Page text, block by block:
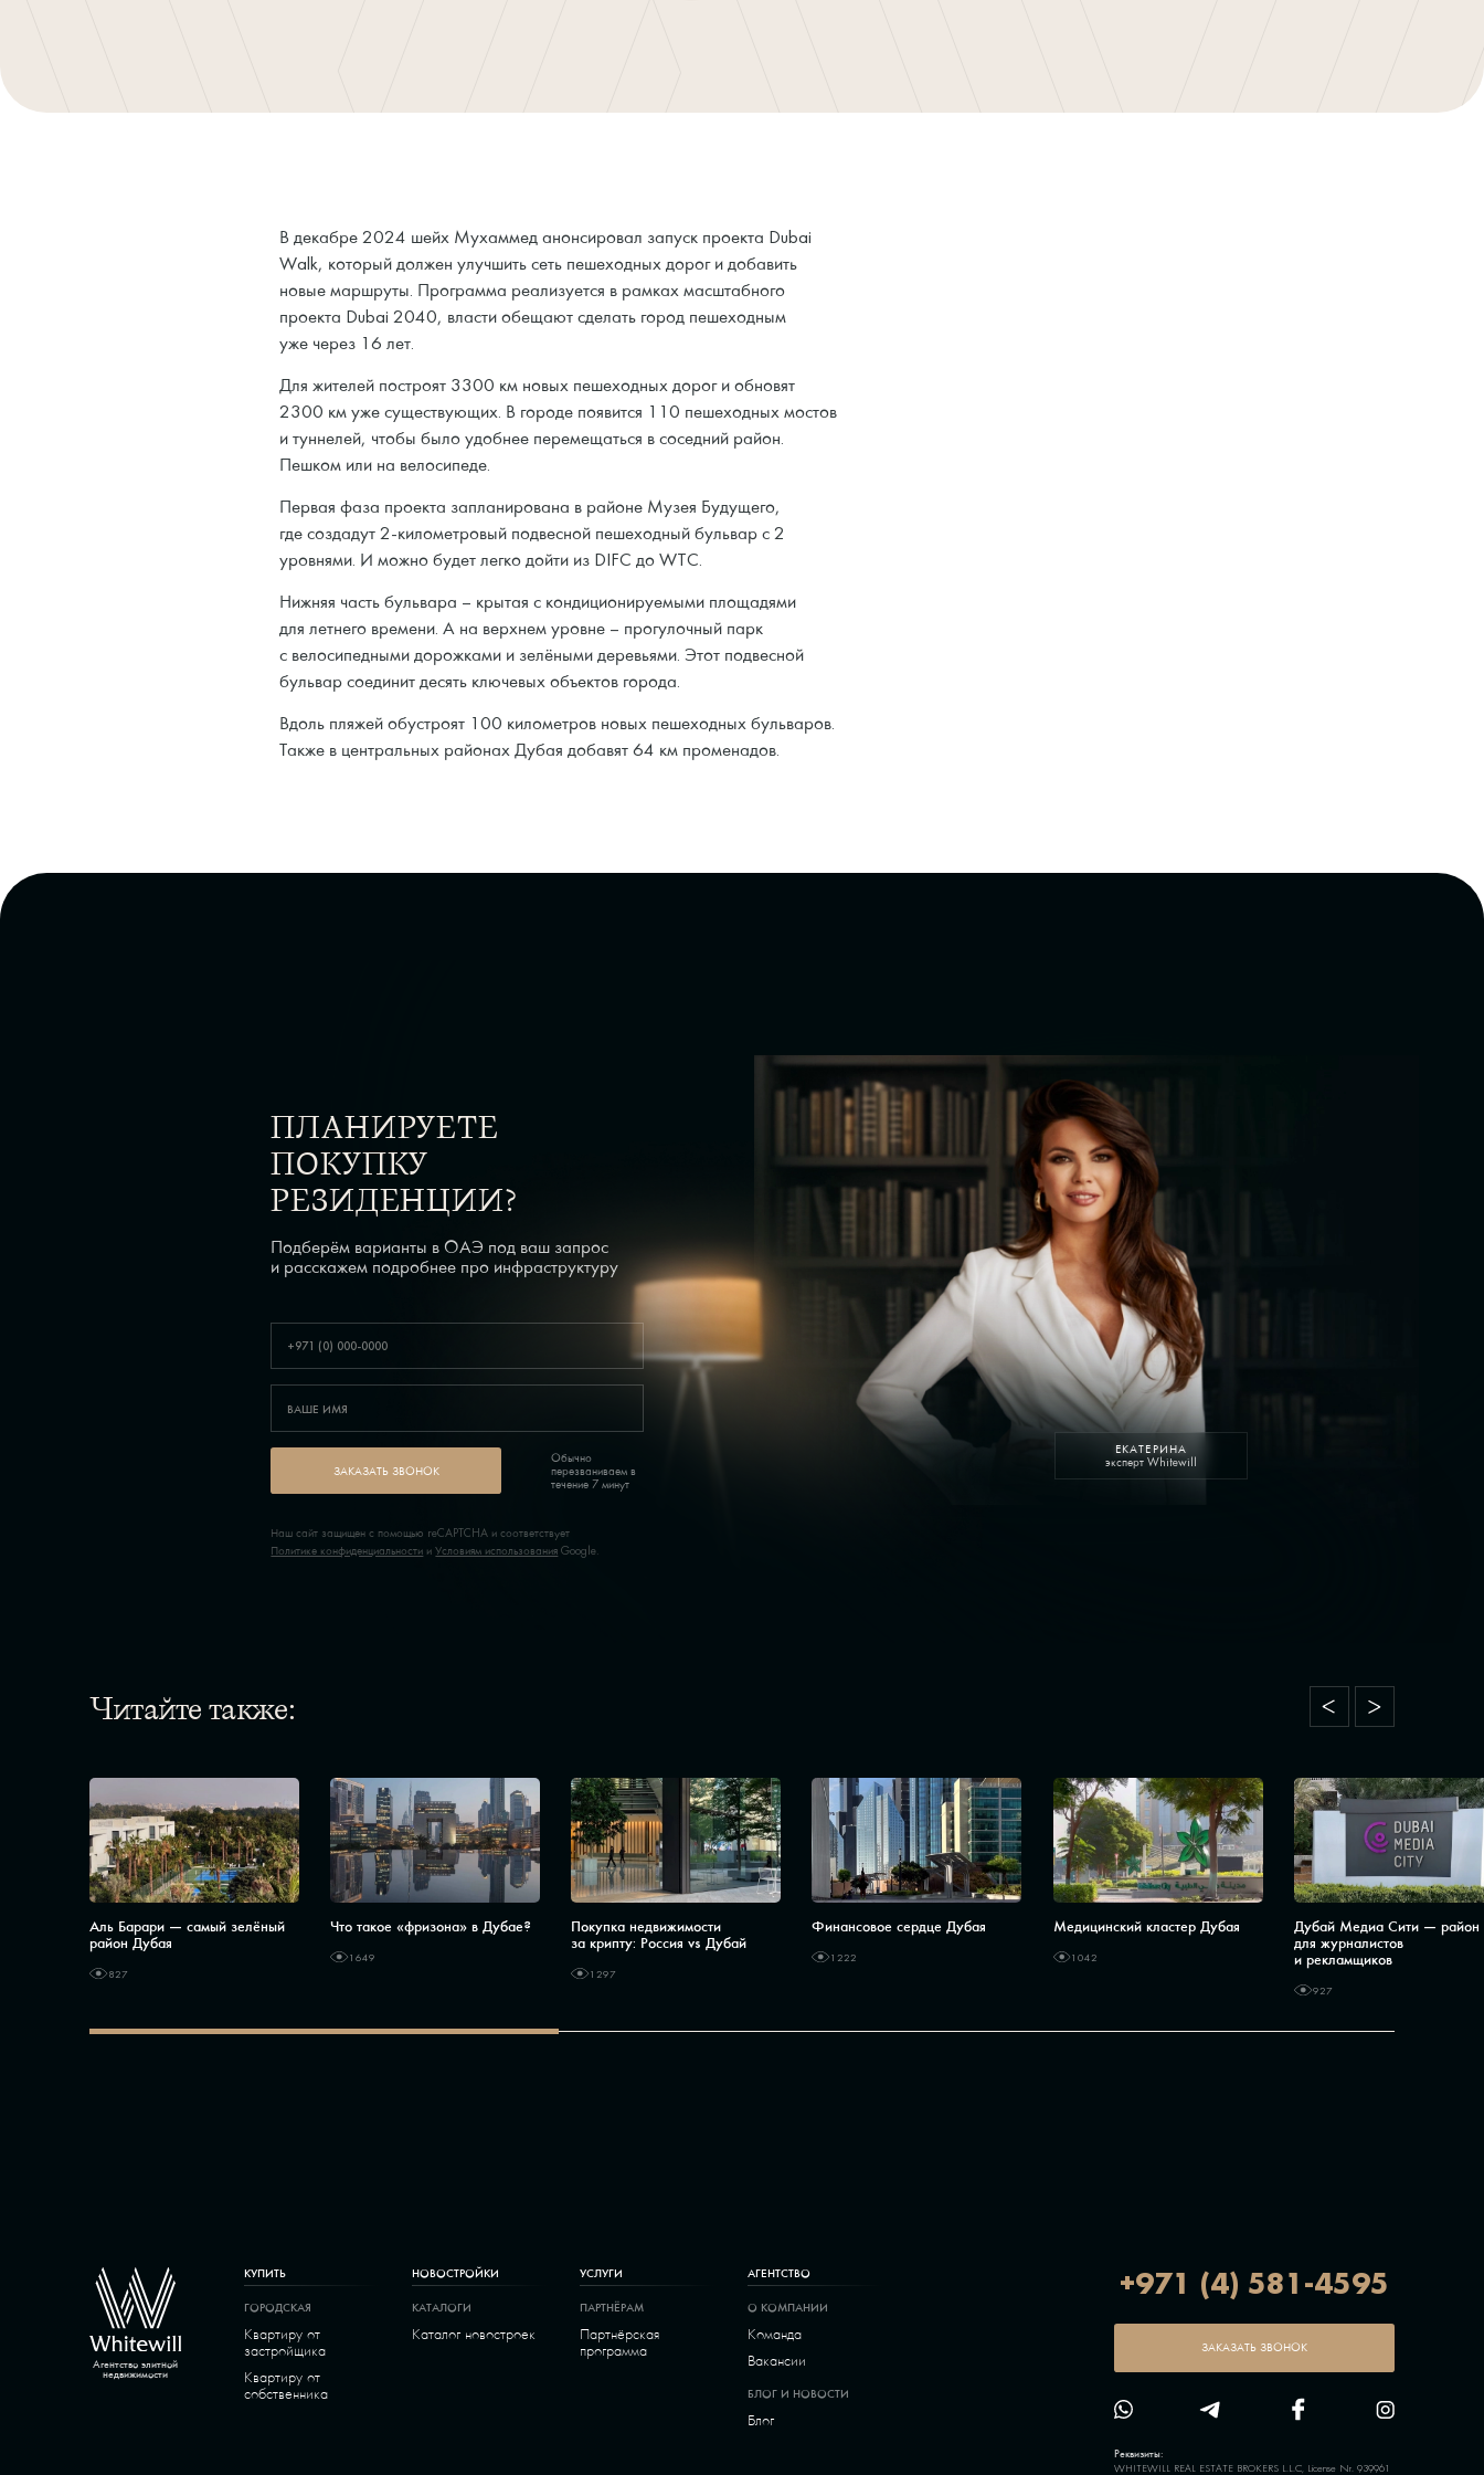
В декабре 2024 шейх Мухаммед анонсировал запуск проекта Dubai
Walk, который должен улучшить сеть пешеходных дорог и добавить
новые маршруты. Программа реализуется в рамках масштабного
проекта Dubai 2040, власти обещают сделать город пешеходным
уже через 16 лет.
Для жителей построят 3300 км новых пешеходных дорог и обновят
2300 км уже существующих. В городе появится 110 пешеходных мостов
и туннелей, чтобы было удобнее перемещаться в соседний район.
Пешком или на велосипеде.
Первая фаза проекта запланирована в районе Музея Будущего,
где создадут 2-километровый подвесной пешеходный бульвар с 2
уровнями. И можно будет легко дойти из DIFC до WTC.
Нижняя часть бульвара – крытая с кондиционируемыми площадями
для летнего времени. А на верхнем уровне – прогулочный парк
с велосипедными дорожками и зелёными деревьями. Этот подвесной
бульвар соединит десять ключевых объектов города.
Вдоль пляжей обустроят 100 километров новых пешеходных бульваров.
Также в центральных районах Дубая добавят 64 км променадов.
ПЛАНИРУЕТЕ
ПОКУПКУ
РЕЗИДЕНЦИИ?
Подберём варианты в ОАЭ под ваш запрос
и расскажем подробнее про инфраструктуру
ЗАКАЗАТЬ ЗВОНОК
Обычно
перезваниваем в
течение 7 минут
Наш сайт защищен с помощью reCAPTCHA и соответствует
Политике конфиденциальности иУсловиям использования Google.
ЕКАТЕРИНА
эксперт Whitewill
Читайте также:
Аль Барари — самый зелёный
район Дубая
827
Что такое «фризона» в Дубае?
1649
Покупка недвижимости
за крипту: Россия vs Дубай
1297
Финансовое сердце Дубая
1222
Медицинский кластер Дубая
1042
Дубай Медиа Сити — район
для журналистов
и рекламщиков
927
Агентство элитной
недвижимости
КУПИТЬ
ГОРОДСКАЯ
Квартиру от
застройщика
Квартиру от
собственника
НОВОСТРОЙКИ
КАТАЛОГИ
Каталог новостроек
УСЛУГИ
ПАРТНЁРАМ
Партнёрская
программа
АГЕНТСТВО
О КОМПАНИИ
Команда
Вакансии
БЛОГ И НОВОСТИ
Блог
+971 (4) 581-4595
ЗАКАЗАТЬ ЗВОНОК
Реквизиты:
WHITEWILL REAL ESTATE BROKERS L.L.C, License Nr. 939961